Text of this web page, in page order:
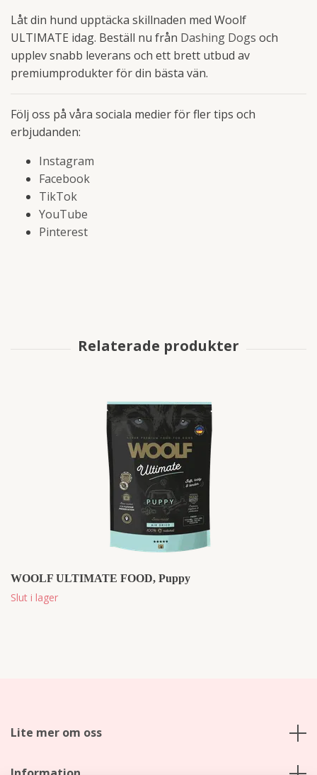
Låt din hund upptäcka skillnaden med Woolf
ULTIMATE idag. Beställ nu från Dashing Dogs och
upplev snabb leverans och ett brett utbud av
premiumprodukter för din bästa vän.
Följ oss på våra sociala medier för fler tips och
erbjudanden:
Instagram
Facebook
TikTok
YouTube
Pinterest
WOOLF ULTIMATE FOOD, Puppy
Slut i lager
Lite mer om oss